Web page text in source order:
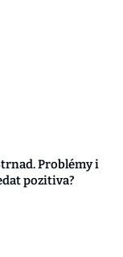
Problémy i
pozitiva?